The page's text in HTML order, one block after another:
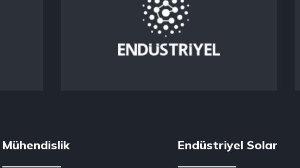
Mühendislik Endüstriyel Solar